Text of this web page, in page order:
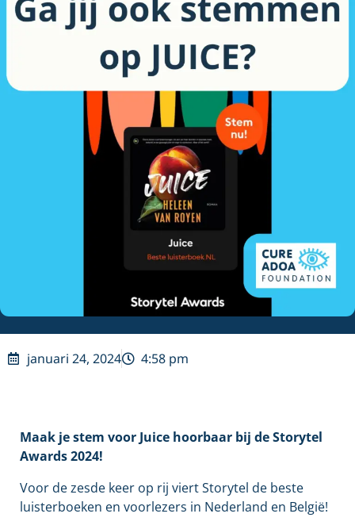
januari 24, 2024 4:58 pm
Maak je stem voor Juice hoorbaar bij de Storytel
Awards 2024!
Voor de zesde keer op rij viert Storytel de beste
luisterboeken en voorlezers in Nederland en België!